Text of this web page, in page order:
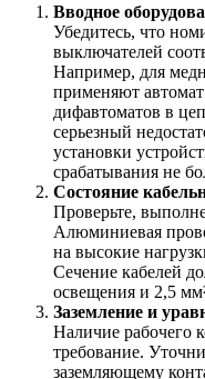
Вводное
Убедитесь, что
выключателей
Например, для
применяют
дифавтоматов в
серьезный
установки
срабатывания не
Состояние
Проверьте,
Алюминиевая
на высокие
Сечение кабелей
освещения и 2,5
Заземление и
Наличие рабочего
требование.
заземляющему